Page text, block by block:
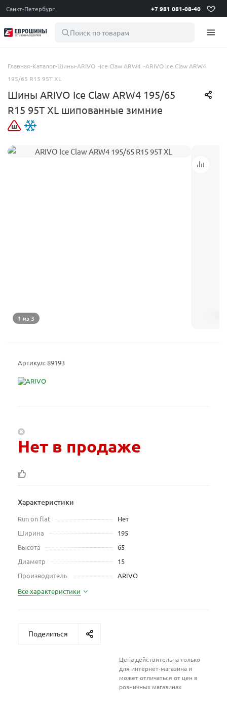
Санкт-Петербург +7 981 081-08-40
Поиск по товарам
Главная-Каталог-Шины-ARIVO -Ice Claw ARW4 -ARIVO Ice Claw ARW4
195/65 R15 95T XL
Шины ARIVO Ice Claw ARW4 195/65
R15 95T XL шипованные зимние
1 из 3
Артикул:89193
Нет в продаже
Характеристики
Run on flat
Нет
Ширина
195
Высота
65
Диаметр
15
Производитель
ARIVO
Все характеристики
Поделиться
Цена действительна только
для интернет-магазина и
может отличаться от цен в
розничных магазинах